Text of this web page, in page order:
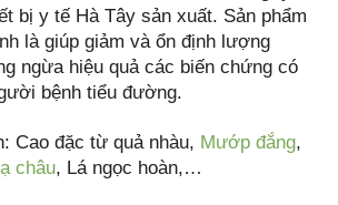
bị y tế Hà Tây sản xuất. Sản phẩm
là giúp giảm và ổn định lượng
ngừa hiệu quả các biến chứng có
bệnh tiểu đường.
Cao đặc từ quả nhàu, Mướp đắng,
châu, Lá ngọc hoàn,…